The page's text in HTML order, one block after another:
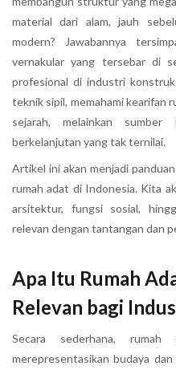
material dari alam, jauh
modern? Jawabannya
vernakular yang tersebar di
profesional di industri
teknik sipil, memahami kearifan
sejarah, melainkan
berkelanjutan yang tak ternilai.
Artikel ini akan menjadi
rumah adat di Indonesia. Kita
arsitektur, fungsi sosial,
relevan dengan tantangan dan
Apa Itu Rumah
Relevan bagi
Secara sederhana,
merepresentasikan budaya